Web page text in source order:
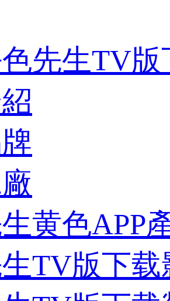
先生TV版
黄色APP
TV版下载